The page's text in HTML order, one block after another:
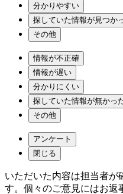
分かりやすい
探していた情報が見つか
その他
情報が不正確
情報が遅い
分かりにくい
探していた情報が無かっ
その他
アンケート
閉じる
いただいた内容は担当者が
す。個々のご意見にはお返